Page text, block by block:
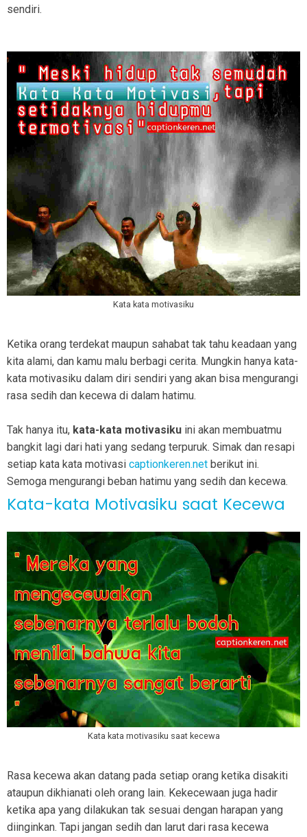
sendiri.
Kata kata motivasiku
Ketika orang terdekat maupun sahabat tak tahu keadaan yang
kita alami, dan kamu malu berbagi cerita. Mungkin hanya kata-
kata motivasiku dalam diri sendiri yang akan bisa mengurangi
rasa sedih dan kecewa di dalam hatimu.
Tak hanya itu, kata-kata motivasiku ini akan membuatmu
bangkit lagi dari hati yang sedang terpuruk. Simak dan resapi
setiap kata kata motivasi captionkeren.net berikut ini.
Semoga mengurangi beban hatimu yang sedih dan kecewa.
Kata-kata Motivasiku saat Kecewa
Kata kata motivasiku saat kecewa
Rasa kecewa akan datang pada setiap orang ketika disakiti
ataupun dikhianati oleh orang lain. Kekecewaan juga hadir
ketika apa yang dilakukan tak sesuai dengan harapan yang
diinginkan. Tapi jangan sedih dan larut dari rasa kecewa